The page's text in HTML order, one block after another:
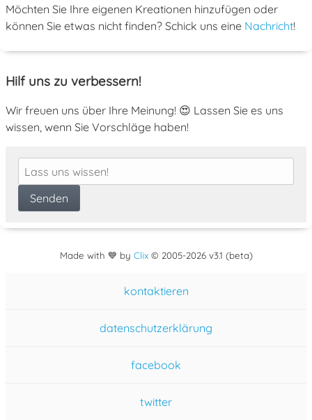
Möchten Sie Ihre eigenen Kreationen hinzufügen oder
können Sie etwas nicht finden? Schick uns eine Nachricht!
Hilf uns zu verbessern!
Wir freuen uns über Ihre Meinung! 😍 Lassen Sie es uns
wissen, wenn Sie Vorschläge haben!
Made with 💙 by Clix© 2005-2026 v3.1 (beta)
kontaktieren
datenschutzerklärung
facebook
twitter